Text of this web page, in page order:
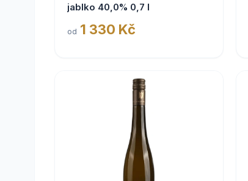
jablko 40,0% 0,7 l
od 1 330 Kč